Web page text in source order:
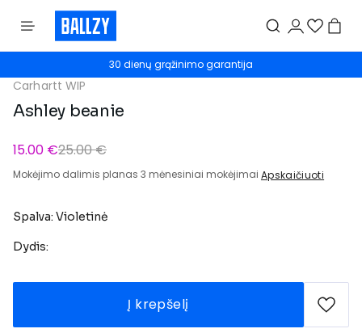
30 dienų grąžinimo garantija
Carhartt WIP
Ashley beanie
15.00 €25.00 €
Mokėjimo dalimis planas 3 mėnesiniai mokėjimai Apskaičiuoti
Spalva: Violetinė
Dydis:
Į krepšelį